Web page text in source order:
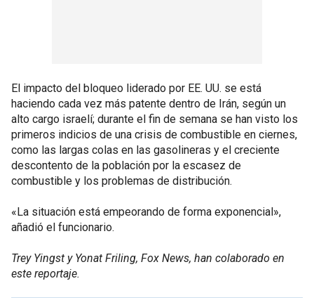
El impacto del bloqueo liderado por EE. UU. se está
haciendo cada vez más patente dentro de Irán, según un
alto cargo israelí; durante el fin de semana se han visto los
primeros indicios de una crisis de combustible en ciernes,
como las largas colas en las gasolineras y el creciente
descontento de la población por la escasez de
combustible y los problemas de distribución.
«La situación está empeorando de forma exponencial»,
añadió el funcionario.
Trey Yingst y Yonat Friling, Fox News, han colaborado en
este reportaje.